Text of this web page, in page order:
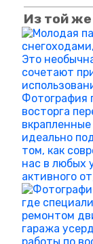
Из той